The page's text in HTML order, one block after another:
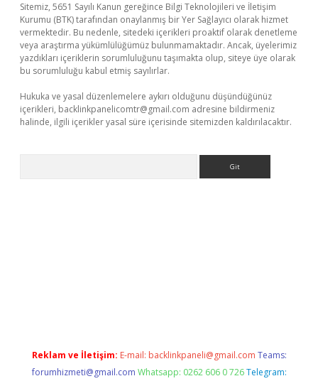
Sitemiz, 5651 Sayılı Kanun gereğince Bilgi Teknolojileri ve İletişim
Kurumu (BTK) tarafından onaylanmış bir Yer Sağlayıcı olarak hizmet
vermektedir. Bu nedenle, sitedeki içerikleri proaktif olarak denetleme
veya araştırma yükümlülüğümüz bulunmamaktadır. Ancak, üyelerimiz
yazdıkları içeriklerin sorumluluğunu taşımakta olup, siteye üye olarak
bu sorumluluğu kabul etmiş sayılırlar.
Hukuka ve yasal düzenlemelere aykırı olduğunu düşündüğünüz
içerikleri, backlinkpanelicomtr@gmail.com adresine bildirmeniz
halinde, ilgili içerikler yasal süre içerisinde sitemizden kaldırılacaktır.
Reklam ve İletişim: E-mail: backlinkpaneli@gmail.com Teams:
forumhizmeti@gmail.com Whatsapp: 0262 606 0 726 Telegram: